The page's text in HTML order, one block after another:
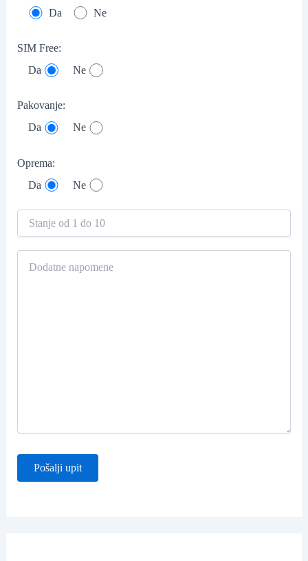
Da
Ne
SIM Free:
Da
Ne
Pakovanje:
Da
Ne
Oprema:
Da
Ne